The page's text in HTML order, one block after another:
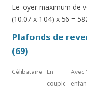
Le loyer maximum de
(10,07 x 1.04) x 56 =
Plafonds de
(69)
Célibataire
En
couple
Avec 1